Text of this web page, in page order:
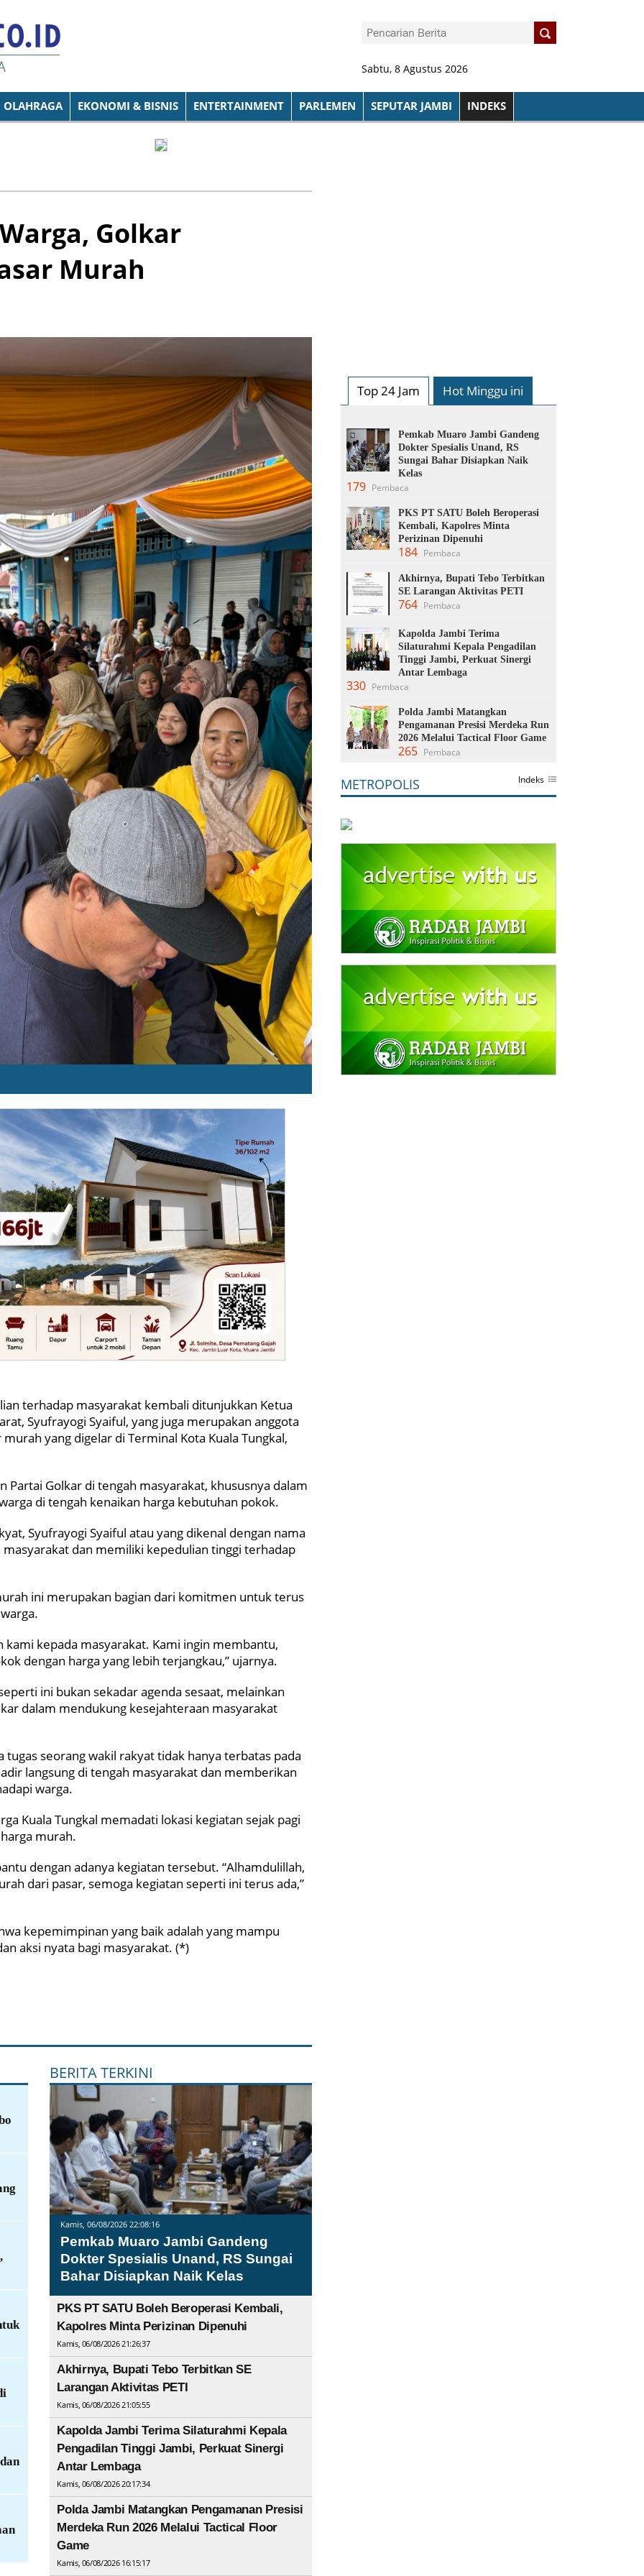
Sabtu, 8 Agustus 2026
OLAHRAGA EKONOMI & BISNIS ENTERTAINMENT PARLEMEN SEPUTAR JAMBI INDEKS
Golkar
Murah
terhadap masyarakat kembali ditunjukkan Ketua
Syufrayogi Syaiful, yang juga merupakan anggota
yang digelar di Terminal Kota Kuala Tungkal,
Partai Golkar di tengah masyarakat, khususnya dalam
di tengah kenaikan harga kebutuhan pokok.
Syufrayogi Syaiful atau yang dikenal dengan nama
dan memiliki kepedulian tinggi terhadap
ini merupakan bagian dari komitmen untuk terus
kepada masyarakat. Kami ingin membantu,
dengan harga yang lebih terjangkau,” ujarnya.
ini bukan sekadar agenda sesaat, melainkan
dalam mendukung kesejahteraan masyarakat
tugas seorang wakil rakyat tidak hanya terbatas pada
langsung di tengah masyarakat dan memberikan
warga.
Kuala Tungkal memadati lokasi kegiatan sejak pagi
murah.
dengan adanya kegiatan tersebut. “Alhamdulillah,
dari pasar, semoga kegiatan seperti ini terus ada,”
kepemimpinan yang baik adalah yang mampu
aksi nyata bagi masyarakat. (*)
BERITA TERKINI
Kamis, 06/08/2026 22:08:16
Pemkab Muaro Jambi Gandeng
Dokter Spesialis Unand, RS Sungai
Bahar Disiapkan Naik Kelas
PKS PT SATU Boleh Beroperasi Kembali,
Kapolres Minta Perizinan Dipenuhi
Kamis, 06/08/2026 21:26:37
Akhirnya, Bupati Tebo Terbitkan SE
Larangan Aktivitas PETI
Kamis, 06/08/2026 21:05:55
Kapolda Jambi Terima Silaturahmi Kepala
Pengadilan Tinggi Jambi, Perkuat Sinergi
Antar Lembaga
Kamis, 06/08/2026 20:17:34
Polda Jambi Matangkan Pengamanan Presisi
Merdeka Run 2026 Melalui Tactical Floor
Game
Kamis, 06/08/2026 16:15:17
Top 24 Jam Hot Minggu ini
Pemkab Muaro Jambi Gandeng
Dokter Spesialis Unand, RS
Sungai Bahar Disiapkan Naik
Kelas
179 Pembaca
PKS PT SATU Boleh Beroperasi
Kembali, Kapolres Minta
Perizinan Dipenuhi
184 Pembaca
Akhirnya, Bupati Tebo Terbitkan
SE Larangan Aktivitas PETI
764 Pembaca
Kapolda Jambi Terima
Silaturahmi Kepala Pengadilan
Tinggi Jambi, Perkuat Sinergi
Antar Lembaga
330 Pembaca
Polda Jambi Matangkan
Pengamanan Presisi Merdeka Run
2026 Melalui Tactical Floor Game
265 Pembaca
METROPOLIS Indeks